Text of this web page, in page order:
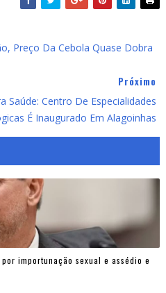
Preço Da Cebola Quase Dobra
Próximo
Saúde: Centro De Especialidades
É Inaugurado Em Alagoinhas
importunação sexual e assédio e